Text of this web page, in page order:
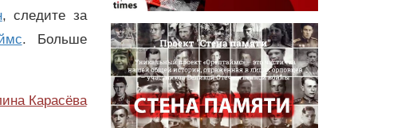
, следите за
. Больше
Карасёва